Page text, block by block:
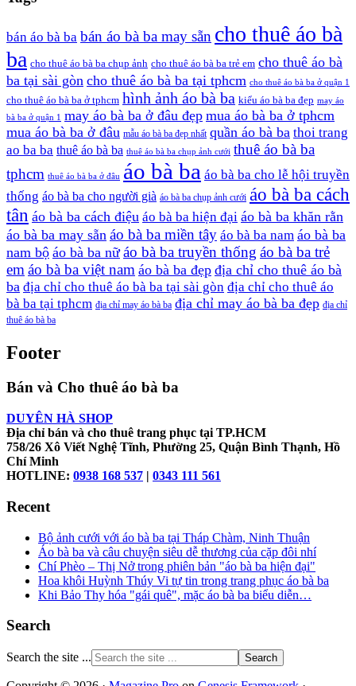
bán áo bà ba bán áo bà ba may sẵn cho thuê áo bà
ba cho thuê áo bà ba chụp ảnh cho thuê áo bà ba trẻ em cho thuê áo bà
ba tại sài gòn cho thuê áo bà ba tại tphcm cho thuê áo bà ba ở quận 1
cho thuê áo bà ba ở tphcm hình ảnh áo bà ba kiểu áo bà ba đẹp may áo
bà ba ở quận 1
may áo bà ba ở đâu đẹp mua áo bà ba ở tphcm
mua áo bà ba ở đâu mẫu áo bà ba đẹp nhất quần áo bà ba thoi trang
ao ba ba thuê áo bà ba thuê áo bà ba chụp ảnh cưới thuê áo bà ba
tphcm thuê áo bà ba ở đâu áo bà ba áo bà ba cho lễ hội truyền
thống áo bà ba cho người già áo bà ba chụp ảnh cưới áo bà ba cách
tân áo bà ba cách điệu áo bà ba hiện đại áo bà ba khăn rằn
áo bà ba may sẵn áo bà ba miền tây áo bà ba nam áo bà ba
nam bộ áo bà ba nữ áo bà ba truyền thống áo bà ba trẻ
em áo bà ba việt nam áo bà ba đẹp địa chỉ cho thuê áo bà
ba địa chỉ cho thuê áo bà ba tại sài gòn địa chỉ cho thuê áo
bà ba tại tphcm địa chỉ may áo bà ba địa chỉ may áo bà ba đẹp địa chỉ
thuê áo bà ba
Footer
Bán và Cho thuê áo bà ba
DUYÊN HÀ SHOP
Địa chỉ bán và cho thuê trang phục tại TP.HCM
758/26 Xô Viết Nghệ Tĩnh, Phường 25, Quận Bình Thạnh, Hồ
Chí Minh
HOTLINE: 0938 168 537 | 0343 111 561
Recent
Bộ ảnh cưới với áo bà ba tại Tháp Chàm, Ninh Thuận
Áo bà ba và câu chuyện siêu dễ thương của cặp đôi nhí
Chí Phèo – Thị Nở trong phiên bản "áo bà ba hiện đại"
Hoa khôi Huỳnh Thúy Vi tự tin trong trang phục áo bà ba
Khi Bảo Thy hóa "gái quê", mặc áo bà ba biểu diễn…
Search
Search the site ...